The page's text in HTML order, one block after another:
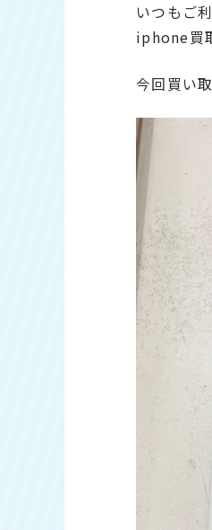
いつもご
iphone買
今回買い